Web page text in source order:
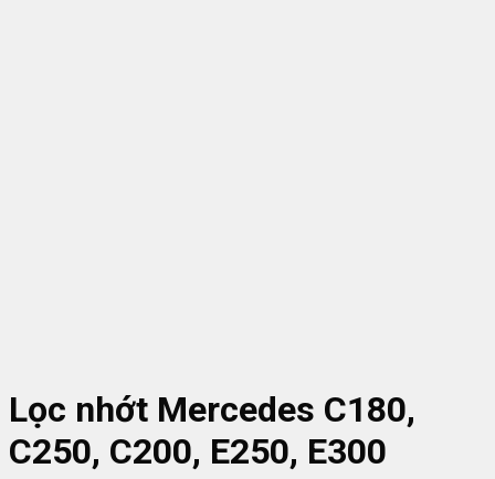
Lọc nhớt Mercedes C180,
C250, C200, E250, E300